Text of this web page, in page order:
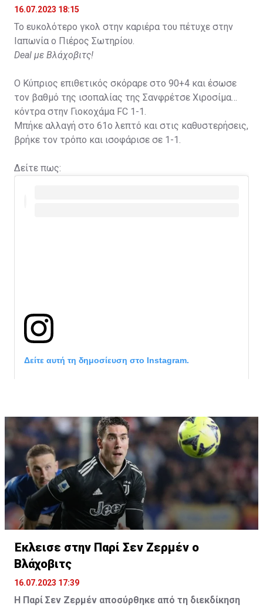
16.07.2023 18:15
Το ευκολότερο γκολ στην καριέρα του πέτυχε στην
Ιαπωνία ο Πιέρος Σωτηρίου.
Deal με Βλάχοβιτς!
Ο Κύπριος επιθετικός σκόραρε στο 90+4 και έσωσε
τον βαθμό της ισοπαλίας της Σανφρέτσε Χιροσίμα
κόντρα στην Γιοκοχάμα FC 1-1.
Μπήκε αλλαγή στο 61ο λεπτό και στις καθυστερήσεις,
βρήκε τον τρόπο και ισοφάρισε σε 1-1.
Δείτε πως:
Δείτε αυτή τη δημοσίευση στο Instagram.
Έκλεισε στην Παρί Σεν Ζερμέν ο
Βλάχοβιτς
16.07.2023 17:39
Η Παρί Σεν Ζερμέν αποσύρθηκε από τη διεκδίκηση